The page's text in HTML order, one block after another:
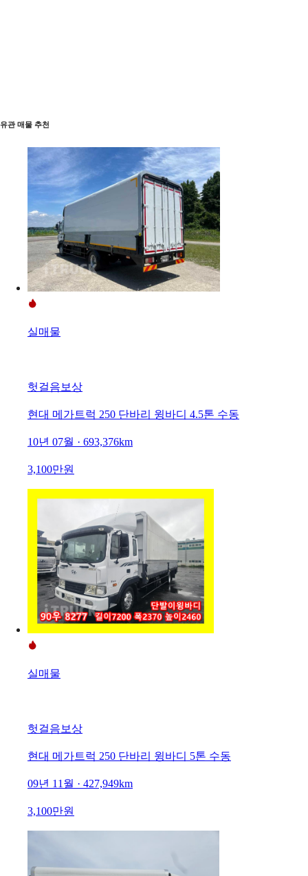
유관 매물 추천
실매물
헛걸음보상
현대 메가트럭 250 단바리 윙바디 4.5톤 수동
10년 07월 · 693,376km
3,100만원
실매물
헛걸음보상
현대 메가트럭 250 단바리 윙바디 5톤 수동
09년 11월 · 427,949km
3,100만원